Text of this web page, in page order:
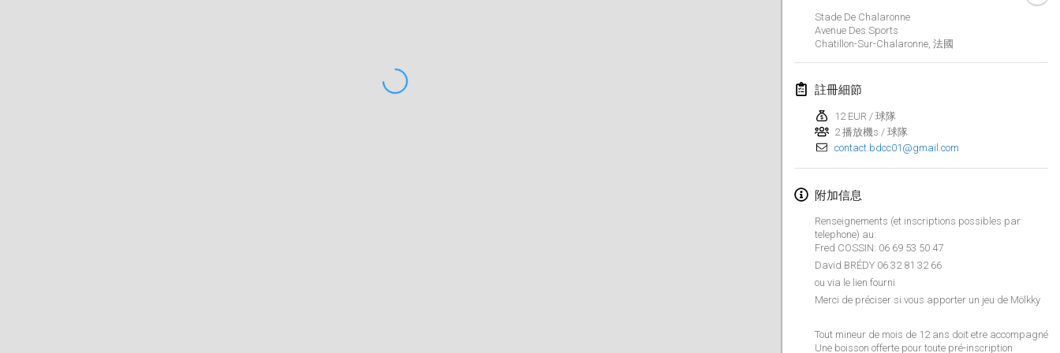
Stade De Chalaronne
Avenue Des Sports
Chatillon-Sur-Chalaronne, 法國
註冊細節
12 EUR / 球隊
2 播放機s / 球隊
contact.bdcc01@gmail.com
附加信息
Renseignements (et inscriptions possibles par
telephone) au:
Fred COSSIN: 06 69 53 50 47
David BRÉDY 06 32 81 32 66
ou via le lien fourni
Merci de préciser si vous apporter un jeu de Mölkky
Tout mineur de mois de 12 ans doit etre accompagné
Une boisson offerte pour toute pré-inscription
2019年2月
2019年2月2日
Lumi Mölkky
2019年2月9日|芬蘭
Tournoi de la St Valentin
OTH
2019年2月16日| 芬蘭
Indoor des Bouchons